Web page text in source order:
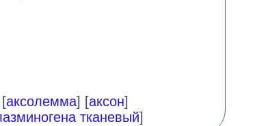
аксолемма] [аксон]
тканевый]